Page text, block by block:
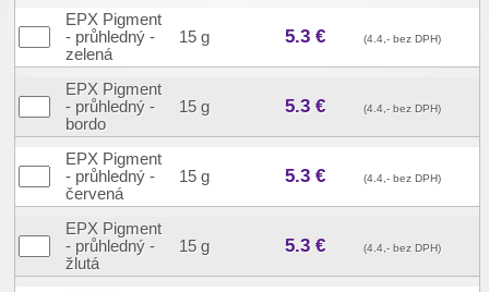
EPX Pigment
- průhledný -
zelená
15 g 5.3 € (4.4,- bez DPH)
EPX Pigment
- průhledný -
bordo
15 g 5.3 € (4.4,- bez DPH)
EPX Pigment
- průhledný -
červená
15 g 5.3 € (4.4,- bez DPH)
EPX Pigment
- průhledný -
žlutá
15 g 5.3 € (4.4,- bez DPH)